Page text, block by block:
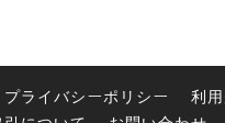
プライバシーポリシー 利